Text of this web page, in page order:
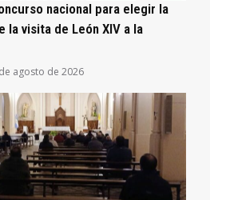
nacional para elegir la
la visita de León XIV a la
agosto de 2026